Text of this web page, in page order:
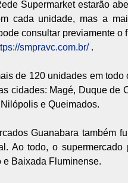
Supermarket estarão
cada unidade, mas a
consultar previamente
smpravc.com.br/.
de 120 unidades em
cidades: Magé, Duque de
e Queimados.
Guanabara também
Ao todo, o
e Baixada Fluminense.